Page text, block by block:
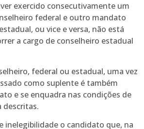
exercido consecutivamente um
federal e outro mandato
ou vice e versa, não está
a cargo de conselheiro estadual
federal ou estadual, uma vez
como suplente é também
e se enquadra nas condições de
descritas.
inelegibilidade o candidato que, na